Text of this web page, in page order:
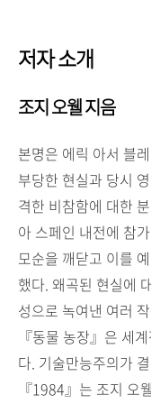
저자 소개
조지 오웰 지음
본명은 에릭 아서 블
부당한 현실과 당시
격한 비참함에 대한
아 스페인 내전에 참
모순을 깨닫고 이를
했다. 왜곡된 현실에
성으로 녹여낸 여러
『동물 농장』은 세
다. 기술만능주의가
『1984』는 조지 오